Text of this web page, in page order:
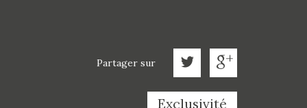
Partager sur
Exclusivité